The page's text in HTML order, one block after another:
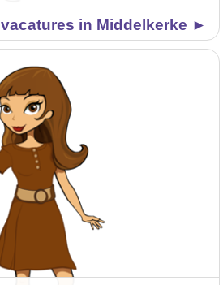
vacatures in Middelkerke ►